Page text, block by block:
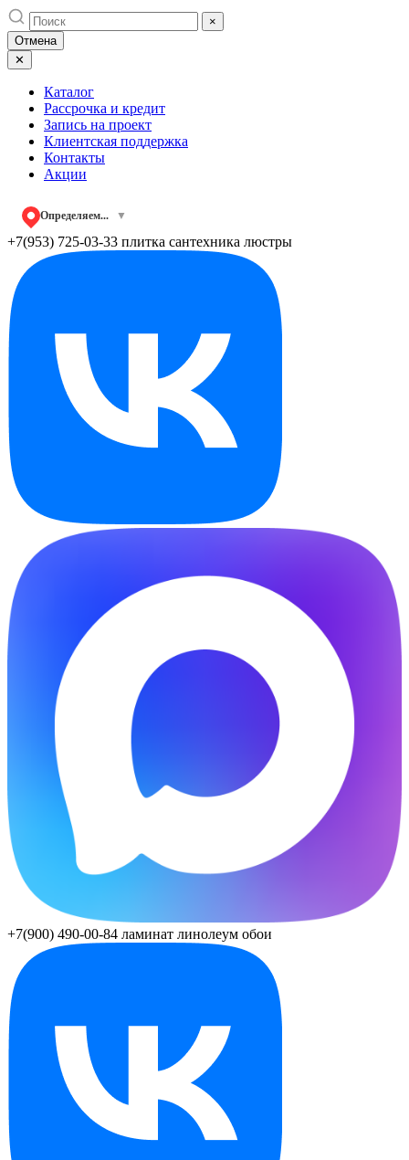
Skip
to
content
×
Отмена
✕
Каталог
Рассрочка и кредит
Запись на проект
Клиентская поддержка
Контакты
Акции
Определяем... ▼
+7(953) 725-03-33 плитка сантехника люстры
+7(900) 490-00-84 ламинат линолеум обои